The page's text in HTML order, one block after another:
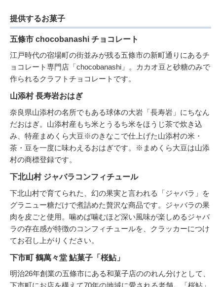
提供するお菓子
五條市 chocobanashi チョコレート
江戸時代の宿場町の街並みが残る五條市の新町通りにあるチ
ョコレート専門店「chocobanashi」。カカオ豆と砂糖のみで
作られるクラフトチョコレートです。
山添村 長寿岩おはぎ
奈良県山添村の名所でもある球体の大岩「長寿岩」にちなん
だおはぎ。山添村産もち米とうるち米をほうじ茶で炊き込
み、特産まめくら大豆※のきなこで仕上げた山添村の米・
茶・豆を一度に味わえるおはぎです。※まめくら大豆は山添
村の商標登録です。
下北山村 ジャバラコンフィチュール
下北山村で育てられた、幻の果実と言われる「ジャバラ」を
グラニュー糖だけで煮詰めた贅沢な商品です。ジャバラの果
肉を皮ごと使用。噛めば噛むほど深い風味が楽しめるジャバ
ラの存在感が特徴のコンフィチュールを、クラッカーにつけ
てお召し上がりください。
下市町 鶴萬々堂 鮎菓子「桜鮎」
明治26年創業の五條市にある和菓子店ののれん分けとして、